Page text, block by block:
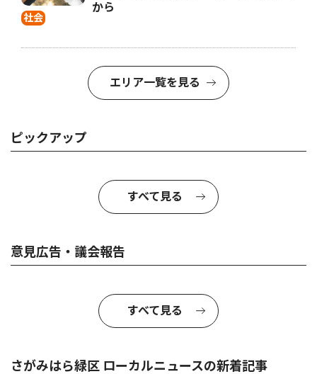
社会
から
エリア一覧を見る
ピックアップ
すべて見る
意見広告・議会報告
すべて見る
さがみはら緑区 ローカルニュースの新着記事